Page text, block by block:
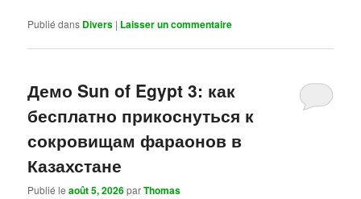
Publié dans Divers | Laisser un commentaire
Демо Sun of Egypt 3: как
бесплатно прикоснуться к
сокровищам фараонов в
Казахстане
Publié leaoût 5, 2026parThomas